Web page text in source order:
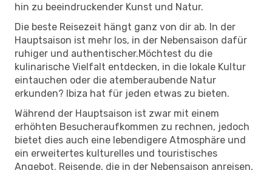
hin zu beeindruckender Kunst und Natur.
Die beste Reisezeit hängt ganz von dir ab. In der
Hauptsaison ist mehr los, in der Nebensaison dafür
ruhiger und authentischer.Möchtest du die
kulinarische Vielfalt entdecken, in die lokale Kultur
eintauchen oder die atemberaubende Natur
erkunden? Ibiza hat für jeden etwas zu bieten.
Während der Hauptsaison ist zwar mit einem
erhöhten Besucheraufkommen zu rechnen, jedoch
bietet dies auch eine lebendigere Atmosphäre und
ein erweitertes kulturelles und touristisches
Angebot. Reisende, die in der Nebensaison anreisen,